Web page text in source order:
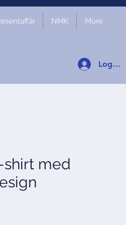
NMK More
Logga in
shirt med